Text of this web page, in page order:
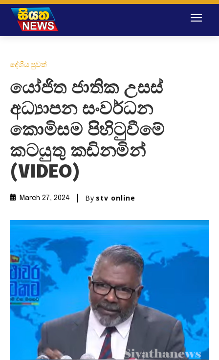
දේශීය පුවත්
යෝජිත ජාතික උසස්
අධ්‍යාපන සංවර්ධන
කොමිසම පිහිටුවීමේ
කටයුතු කඩිනමින්
(VIDEO)
March 27, 2024 By stv online